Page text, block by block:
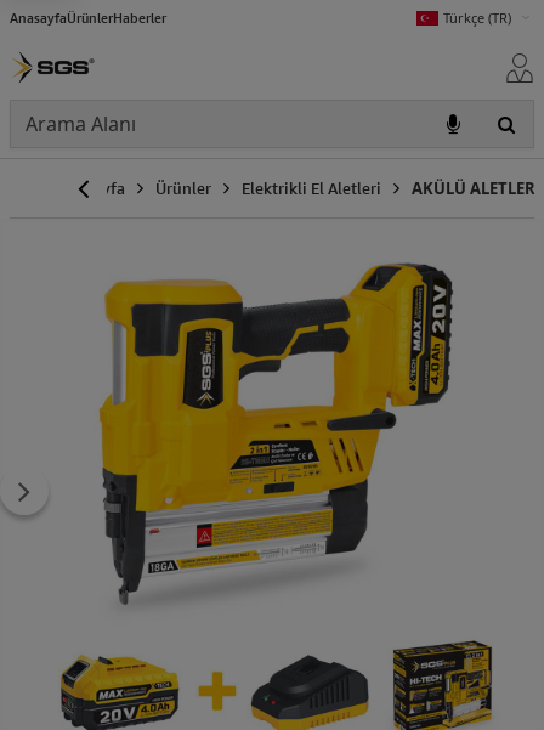
AnasayfaÜrünlerHaberler Türkçe (TR)
Anasayfa Ürünler Elektrikli El Aletleri AKÜLÜ ALETLER